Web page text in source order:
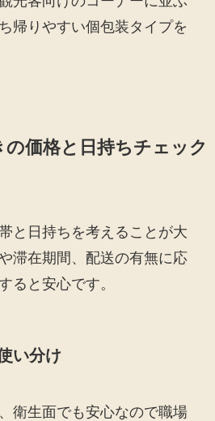
帰りやすい個包装タイプを
価格と日持ちチェック
と日持ちを考えることが大
滞在期間、配送の有無に応
ると安心です。
い分け
衛生面でも安心なので職場